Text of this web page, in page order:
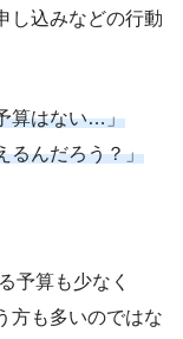
し込みなどの行動
算はない…」
るんだろう？」
予算も少なく
方も多いのではな